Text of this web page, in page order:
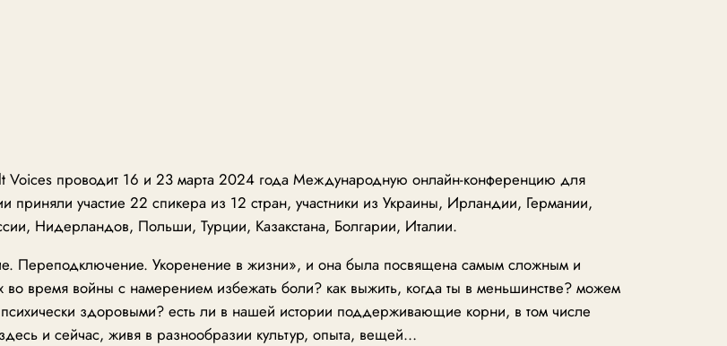
Voices проводит 16 и 23 марта 2024 года Международную онлайн-конференцию для
приняли участие 22 спикера из 12 стран, участники из Украины, Ирландии, Германии,
Нидерландов, Польши, Турции, Казакстана, Болгарии, Италии.
Переподключение. Укоренение в жизни», и она была посвящена самым сложным и
во время войны с намерением избежать боли? как выжить, когда ты в меньшинстве? можем
здоровыми? есть ли в нашей истории поддерживающие корни, в том числе
здесь и сейчас, живя в разнообразии культур, опыта, вещей…